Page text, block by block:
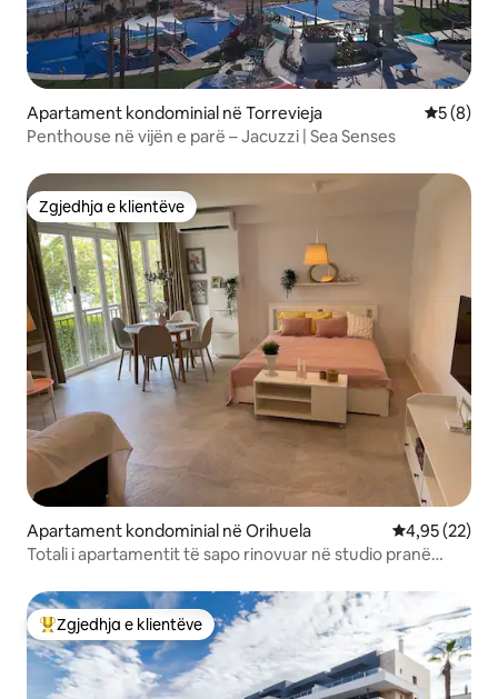
Apartament kondominial në Torrevieja
5 (8)
Penthouse në vijën e parë – Jacuzzi | Sea Senses
Zgjedhja e klientëve
Zgjedhja e klientëve
Apartament kondominial në Orihuela Vlerësimi
4,95 (22)
Totali i apartamentit të sapo rinovuar në studio pranë
Më të mirat e zgjedhjeve të klientëve
Zgjedhja e klientëve